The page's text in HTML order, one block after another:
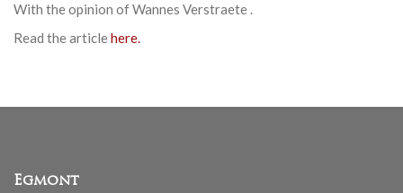
With the opinion ofWannes Verstraete .
Read the articlehere.
Egmont